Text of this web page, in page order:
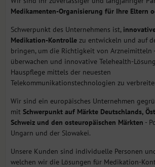
Medikamenten-Organisierung für Ihre Eltern
Schwerpunkt des Unternehmens ist,
Medikation-Kontrolle zu entwickeln und auf
bringen, um die Richtigkeit von Arzneimitteln
überwachen und innovative Telehealth-
Hauspflege mittels der neuesten
Telekommunikationstechnologien zu
Wir sind ein europäisches Unternehmen
mit Schwerpunkt auf Märkte Deutschlands,
Schweiz und den osteuropäischen Märkten -
Ungarn und der Slowakei.
Unsere Kunden sind individuelle Personen
welchen wir die Lösungen für Medikation-